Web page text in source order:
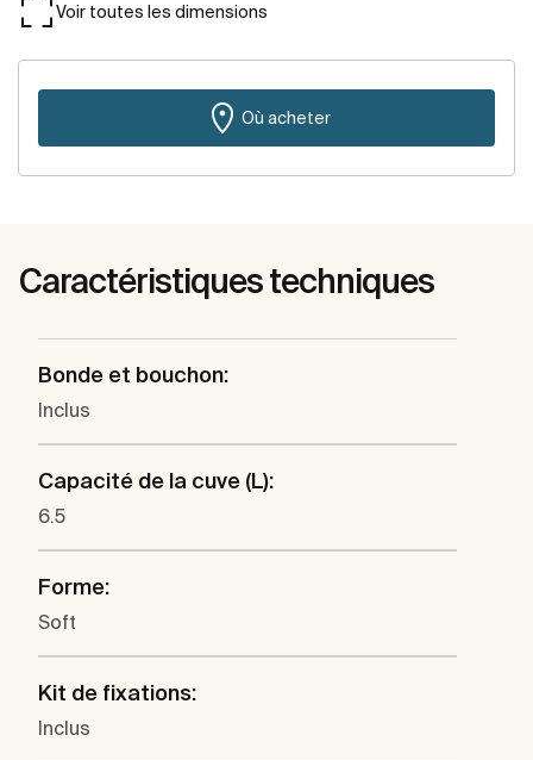
Voir toutes les dimensions
Où acheter
Caractéristiques techniques
Bonde et bouchon:
Inclus
Capacité de la cuve (L):
6.5
Forme:
Soft
Kit de fixations:
Inclus